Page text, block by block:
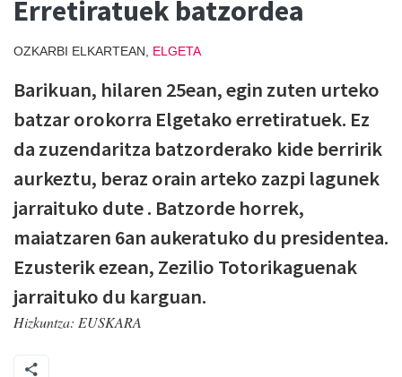
Erretiratuek batzordea
OZKARBI ELKARTEAN, ELGETA
Barikuan, hilaren 25ean, egin zuten urteko
batzar orokorra Elgetako erretiratuek. Ez
da zuzendaritza batzorderako kide berririk
aurkeztu, beraz orain arteko zazpi lagunek
jarraituko dute . Batzorde horrek,
maiatzaren 6an aukeratuko du presidentea.
Ezusterik ezean, Zezilio Totorikaguenak
jarraituko du karguan.
Hizkuntza: EUSKARA